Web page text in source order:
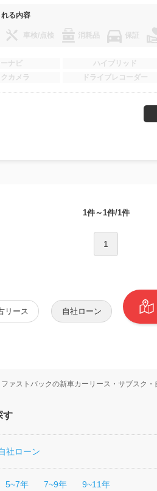
る内容
車検/点検 消耗品 保証
ーナビ ハイブリッド
カメラ
ドライブレコーダー
1件～1件/1件
1
リース 自社ローン
ファストバックの新車カーリース・サブスク
す
社ローン
5~7年 7~9年 9~11年